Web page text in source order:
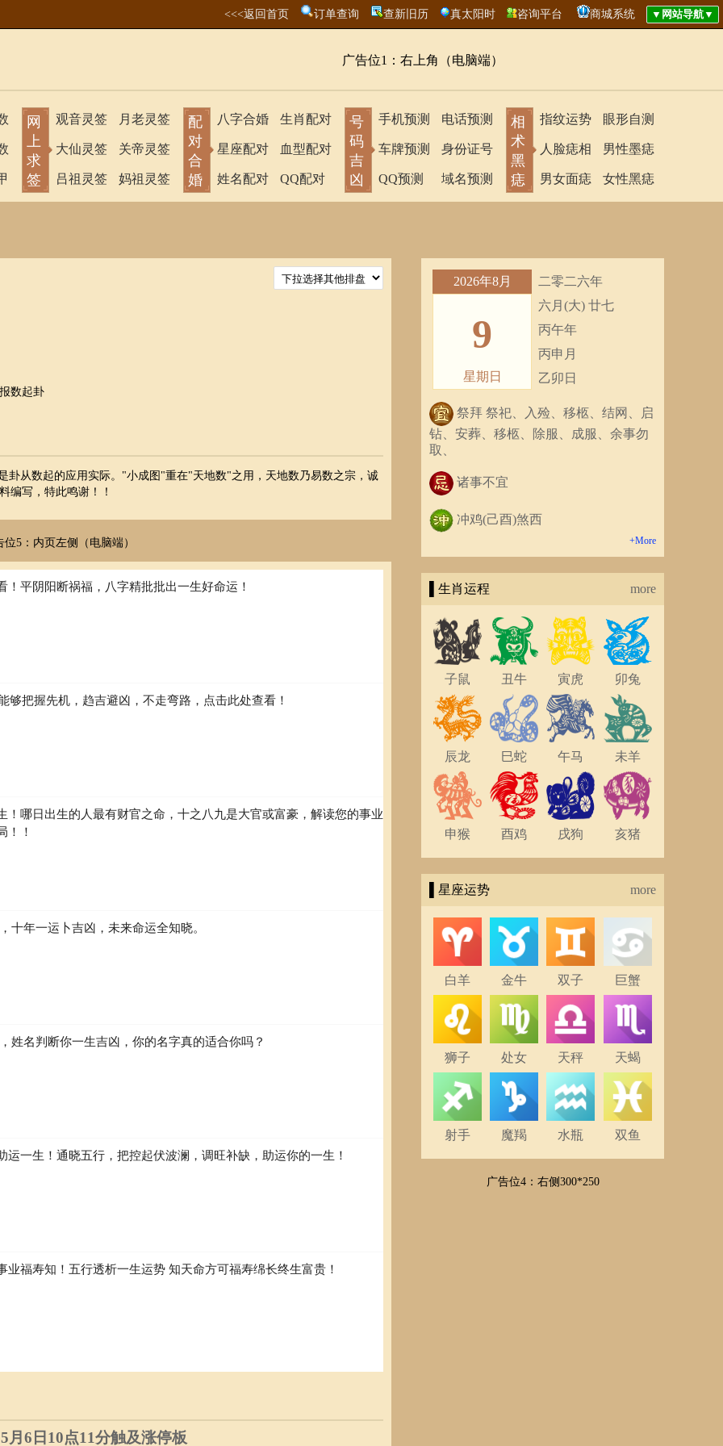
<<<返回首页 订单查询 查新旧历 真太阳时 咨询平台 商城系统
广告位1：右上角（电脑端）
网
上
求
签
观音灵签
大仙灵签
吕祖灵签
月老灵签
关帝灵签
妈祖灵签
配
对
合
婚
八字合婚
星座配对
姓名配对
生肖配对
血型配对
QQ配对
号
码
吉
凶
手机预测
车牌预测
QQ预测
电话预测
身份证号
域名预测
相
术
黑
痣
指纹运势
人脸痣相
男女面痣
眼形自测
男性墨痣
女性黑痣
报数起卦
卦从数起的应用实际。"小成图"重在"天地数"之用，天地数乃易数之宗，诚
编写，特此鸣谢！！
位5：内页左侧（电脑端）
！平阴阳断祸福，八字精批批出一生好命运！
够把握先机，趋吉避凶，不走弯路，点击此处查看！
！哪日出生的人最有财官之命，十之八九是大官或富豪，解读您的事业
！！
十年一运卜吉凶，未来命运全知晓。
姓名判断你一生吉凶，你的名字真的适合你吗？
运一生！通晓五行，把控起伏波澜，调旺补缺，助运你的一生！
业福寿知！五行透析一生运势 知天命方可福寿绵长终生富贵！
月6日10点11分触及涨停板
2026年8月
9
星期日
二零二六年
六月(大) 廿七
丙午年
丙申月
乙卯日
祭拜 祭祀、入殓、移柩、结网、启
钻、安葬、移柩、除服、成服、余事勿
取、
诸事不宜
冲鸡(己酉)煞西
+More
▌生肖运程 more
子鼠 丑牛 寅虎 卯兔
辰龙 巳蛇 午马 未羊
申猴 酉鸡 戌狗 亥猪
▌星座运势 more
白羊 金牛 双子 巨蟹
狮子 处女 天秤 天蝎
射手 魔羯 水瓶 双鱼
广告位4：右侧300*250